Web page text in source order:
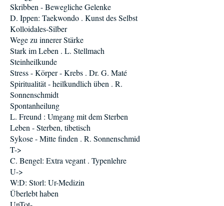
Skribben - Bewegliche Gelenke
D. Ippen: Taekwondo . Kunst des Selbst
Kolloidales-Silber
Wege zu innerer Stärke
Stark im Leben . L. Stellmach
Steinheilkunde
Stress - Körper - Krebs . Dr. G. Maté
Spiritualität - heilkundlich üben . R.
Sonnenschmidt
Spontanheilung
L. Freund : Umgang mit dem Sterben
Leben - Sterben, tibetisch
Sykose - Mitte finden . R. Sonnenschmid
T->
C. Bengel: Extra vegant . Typenlehre
U->
W:D: Storl: Ur-Medizin
Überlebt haben